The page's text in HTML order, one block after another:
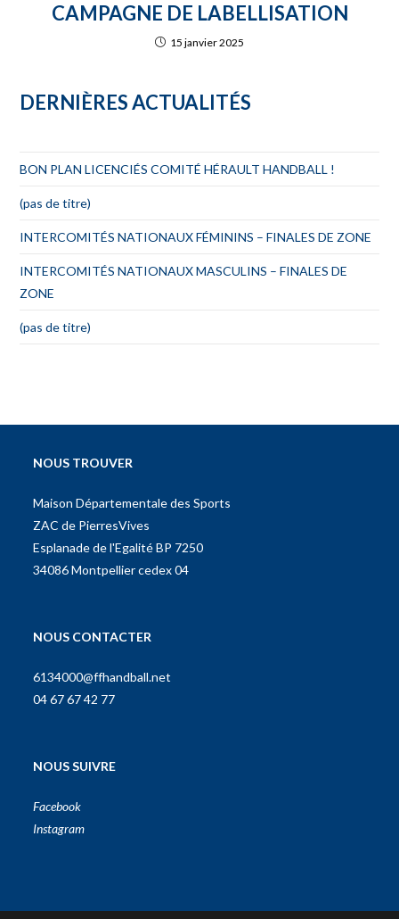
CAMPAGNE DE LABELLISATION
15 janvier 2025
DERNIÈRES ACTUALITÉS
BON PLAN LICENCIÉS COMITÉ HÉRAULT HANDBALL !
(pas de titre)
INTERCOMITÉS NATIONAUX FÉMININS – FINALES DE ZONE
INTERCOMITÉS NATIONAUX MASCULINS – FINALES DE
ZONE
(pas de titre)
NOUS TROUVER
Maison Départementale des Sports
ZAC de PierresVives
Esplanade de l'Egalité BP 7250
34086 Montpellier cedex 04
NOUS CONTACTER
6134000@ffhandball.net
04 67 67 42 77
NOUS SUIVRE
Facebook
Instagram